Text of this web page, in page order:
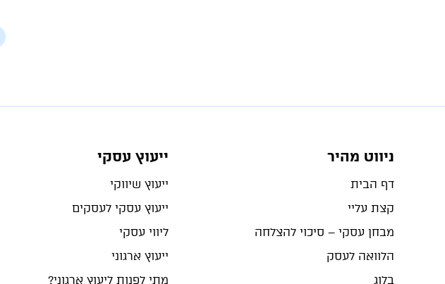
ניווט מהיר
דף הבית
קצת עליי
מבחן עסקי – סיכוי להצלחה
הלוואה לעסק
בלוג
ייעוץ עסקי
ייעוץ שיווקי
ייעוץ עסקי לעסקים
ליווי עסקי
ייעוץ ארגוני
מתי לפנות ליעוץ ארגוני?